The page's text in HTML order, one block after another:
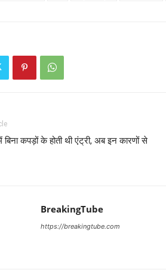
कपड़ों के होती थी एंट्री, अब इन कारणों से
BreakingTube
https://breakingtube.com